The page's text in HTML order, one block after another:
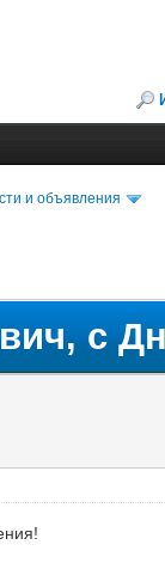
и объявления
с